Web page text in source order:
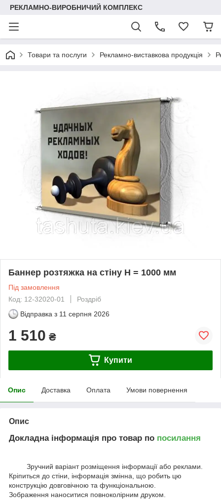
РЕКЛАМНО-ВИРОБНИЧИЙ КОМПЛЕКС
Товари та послуги Рекламно-виставкова продукція
Баннер розтяжка на стіну H = 1000 мм
Під замовлення
Код: 12-32020-01
Роздріб
Відправка з 11 серпня 2026
1 510 ₴
Купити
Опис Доставка Оплата Умови повернення
Опис
Докладна інформація про товар по посилання
Зручний варіант розміщення інформації або реклами.
Кріпиться до стіни, інформація змінна, що робить цю
конструкцію довговічною та функціональною.
Зображення наноситися повноколірним друком.